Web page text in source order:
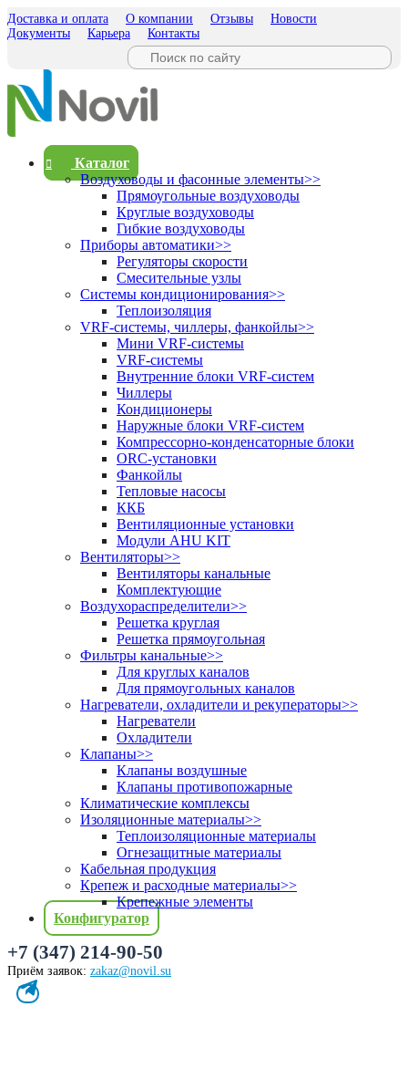
Доставка и оплата О компании Отзывы
Новости
Документы
Карьера Контакты
Каталог
Воздуховоды и фасонные элементы>>
Прямоугольные воздуховоды
Круглые воздуховоды
Гибкие воздуховоды
Приборы автоматики>>
Регуляторы скорости
Смесительные узлы
Системы кондиционирования>>
Теплоизоляция
VRF-системы, чиллеры, фанкойлы>>
Мини VRF-системы
VRF-системы
Внутренние блоки VRF-систем
Чиллеры
Кондиционеры
Наружные блоки VRF-систем
Компрессорно-конденсаторные блоки
ORC-установки
Фанкойлы
Тепловые насосы
ККБ
Вентиляционные установки
Модули AHU KIT
Вентиляторы>>
Вентиляторы канальные
Комплектующие
Воздухораспределители>>
Решетка круглая
Решетка прямоугольная
Фильтры канальные>>
Для круглых каналов
Для прямоугольных каналов
Нагреватели, охладители и рекуператоры>>
Нагреватели
Охладители
Клапаны>>
Клапаны воздушные
Клапаны противопожарные
Климатические комплексы
Изоляционные материалы>>
Теплоизоляционные материалы
Огнезащитные материалы
Кабельная продукция
Крепеж и расходные материалы>>
Крепежные элементы
Конфигуратор
+7 (347) 214-90-50
Приём заявок: zakaz@novil.su